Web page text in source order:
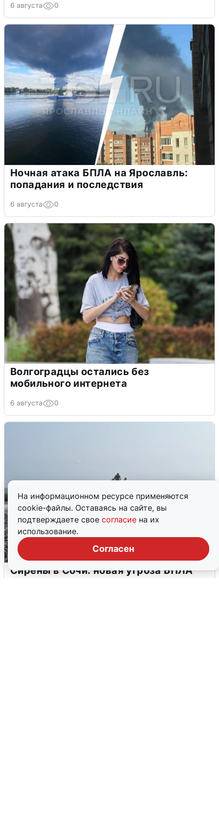
На информационном ресурсе применяются
cookie-файлы. Оставаясь на сайте, вы
подтверждаете свое согласие на их
использование.
Согласен
6 августа 0
Ночная атака БПЛА на Ярославль:
попадания и последствия
6 августа 0
Волгоградцы остались без
мобильного интернета
6 августа 0
Сирены в Сочи: новая угроза БПЛА